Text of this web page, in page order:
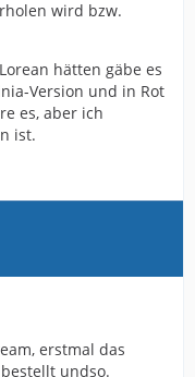
wird bzw.
hätten gäbe es
Version und in Rot
es, aber ich
ist.
erstmal das
undso.